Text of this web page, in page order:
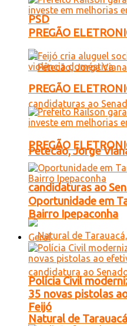
PSD
Petecão, Jorge
candidaturas ao
Natural de
PREGÃO
PREGÃO
PREGÃO
Oportunidade em
Bairro Ipepaconha
Geral
Polícia Civil
35 novas pistolas
Feijó